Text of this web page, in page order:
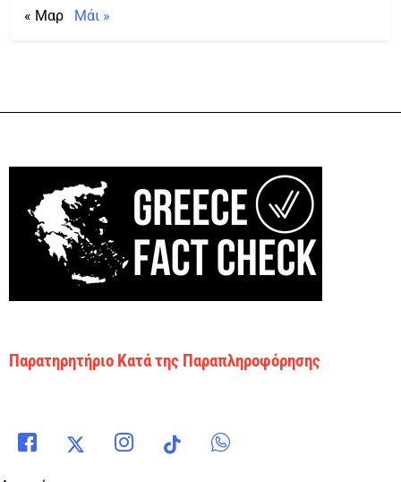
« Μαρ Μάι »
Παρατηρητήριο Κατά της Παραπληροφόρησης